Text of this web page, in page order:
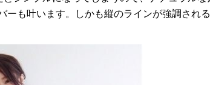
ーも叶います。しかも縦のラインが強調され